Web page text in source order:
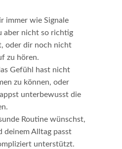
immer wie Signale
aber nicht so richtig
oder dir noch nicht
zu hören.
Gefühl hast nicht
zu können, oder
unterbewusst die
Routine wünschst,
deinem Alltag passt
unterstützt.